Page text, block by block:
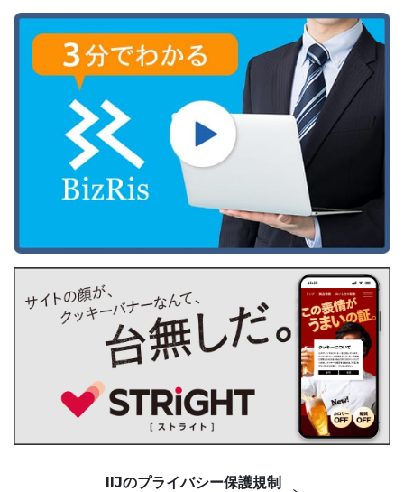
IIJのプライバシー保護規制